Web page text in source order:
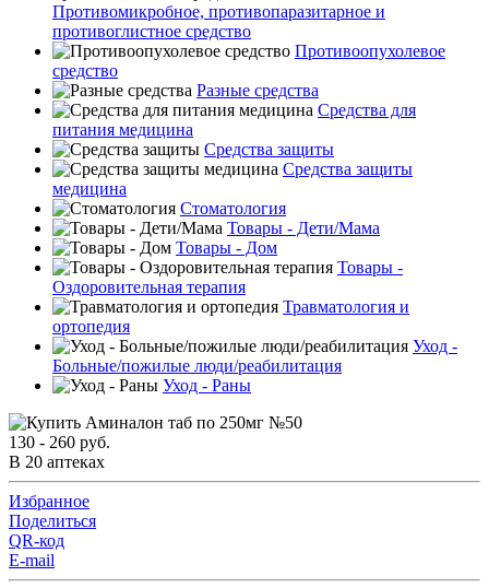
Противомикробное, противопаразитарное и
противоглистное средство
Противоопухолевое
средство
Разные средства
Средства для
питания медицина
Средства защиты
Средства защиты
медицина
Стоматология
Товары - Дети/Мама
Товары - Дом
Товары -
Оздоровительная терапия
Травматология и
ортопедия
Уход -
Больные/пожилые люди/реабилитация
Уход - Раны
130 - 260 руб.
В 20 аптеках
Избранное
Поделиться
QR-код
E-mail